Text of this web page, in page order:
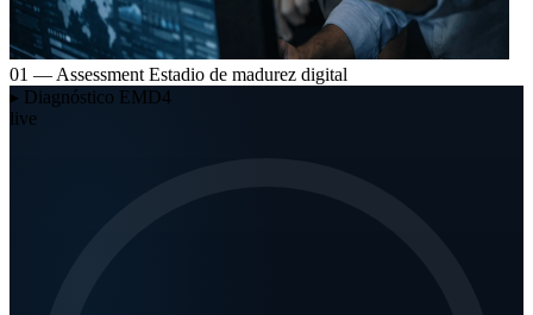
01 — Assessment Estadio de madurez digital
▸ Diagnóstico EMD4
live